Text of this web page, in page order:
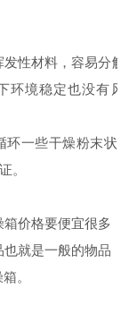
性材料，容易分解
环境稳定也没有风
环一些干燥粉末状
。
价格要便宜很多，
就是一般的物品，
。